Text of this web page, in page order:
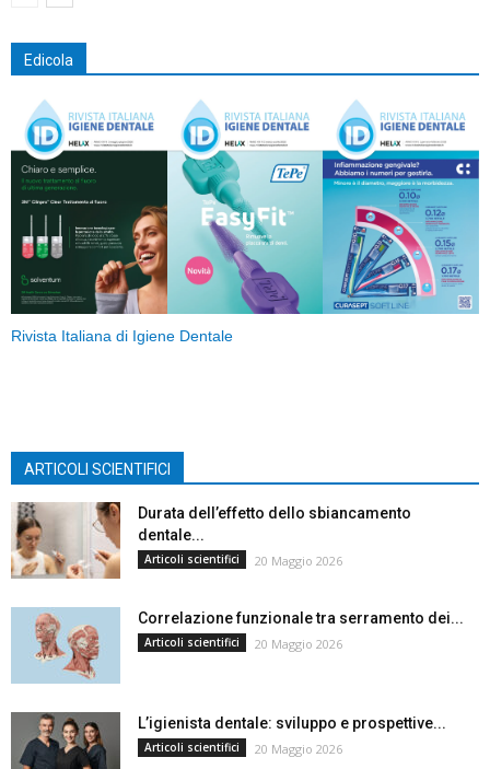
Edicola
Rivista Italiana di Igiene Dentale
ARTICOLI SCIENTIFICI
Durata dell’effetto dello sbiancamento
dentale...
Articoli scientifici 20 Maggio 2026
Correlazione funzionale tra serramento dei...
Articoli scientifici 20 Maggio 2026
L’igienista dentale: sviluppo e prospettive...
Articoli scientifici 20 Maggio 2026